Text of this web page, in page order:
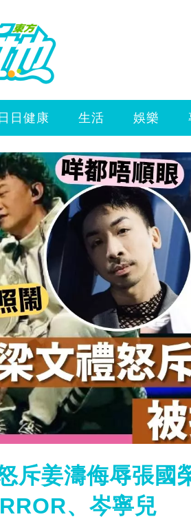
日日健康 生活 娛樂
斥姜濤侮辱張國
、岑寧兒